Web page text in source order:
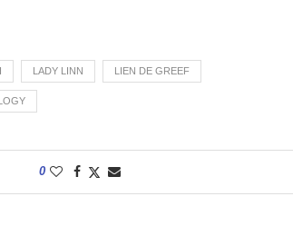
LADY LINN LIEN DE GREEF
0